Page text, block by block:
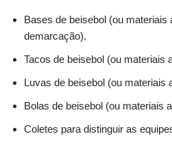
Bases de beisebol (ou materiais
demarcação).
Tacos de beisebol (ou materiais
Luvas de beisebol (ou materiais
Bolas de beisebol (ou materiais
Coletes para distinguir as